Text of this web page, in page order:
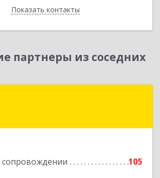
Показать контакты
Назад
партнеры из соседних
сопровождении 105
Подробнее